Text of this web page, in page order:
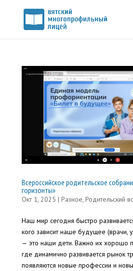
Всероссийское родительское
горизонты»
Окт 1, 2025 | Разное Родительский
Наш мир сегодня быстро
кого зависит наше будущее (врачи,
— это наши дети. Важно их хорошо
где динамично развивается рынок
появляются новые профессии и